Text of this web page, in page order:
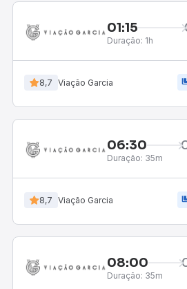
01:15
Duração: 1h
8,7 Viação Garcia
06:30
Duração: 35m
8,7 Viação Garcia
08:00
Duração: 35m